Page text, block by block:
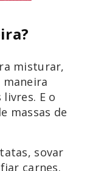
misturar,
E o
massas de
sovar
carnes.